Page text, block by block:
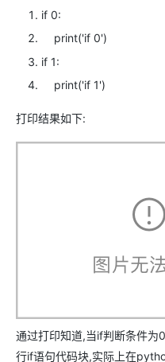
if 0:
print('if 0')
if 1:
print('if 1')
打印结果如下:
通过打印知道,当if判断条件为
行if语句代码块,实际上在